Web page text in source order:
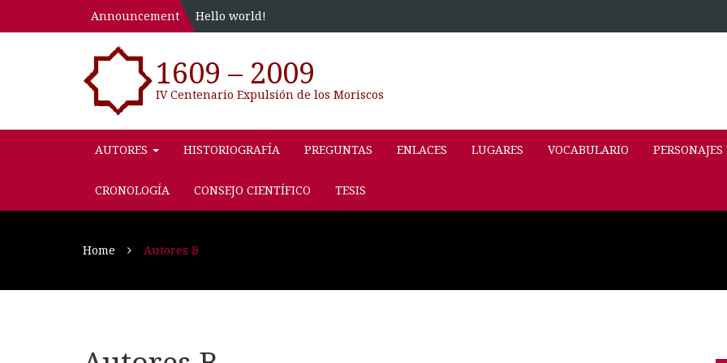
Announcement Hello world!
1609 – 2009
IV Centenario Expulsión de los Moriscos
AUTORES HISTORIOGRAFÍA PREGUNTAS ENLACES LUGARES VOCABULARIO
CRONOLOGÍA CONSEJO CIENTÍFICO TESIS
Home Autores B